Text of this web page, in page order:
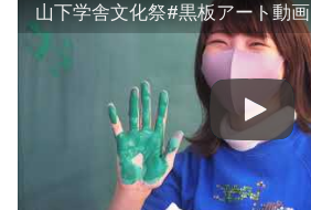
山下学舎文化祭#黒板アート動画